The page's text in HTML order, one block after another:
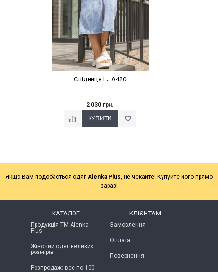
Спідниця LJ A420
2 030 грн.
Якщо Вам подобається одяг Alenka Plus, не чекайте! Купуйте його прямо
зараз!
КАТАЛОГ
Продукція ТМ Alenka
Plus
Жіночий одяг великих
розмірів
Розпродаж: все по 100
КЛІЄНТАМ
Замовлення
Оплата
Повернення